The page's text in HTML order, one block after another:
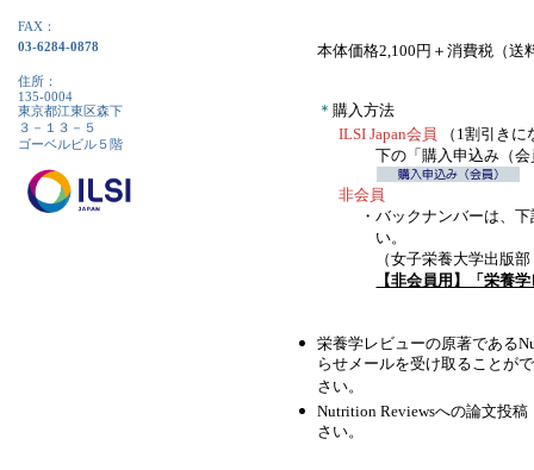
FAX：
03-6284-0878
住所：
135-0004
東京都江東区森下
３－１３－５
ゴーベルビル５階
本体価格2,100円＋消費税（送
＊購入方法
ILSI Japan会員
（1割引き
下の「購入申込み（
非会員
・バックナンバーは、
い。
（女子栄養大学出版
【非会員用】「栄養
栄養学レビューの原著である
らせメールを受け取ることが
さい。
Nutrition Reviewsへの論文投
さい。